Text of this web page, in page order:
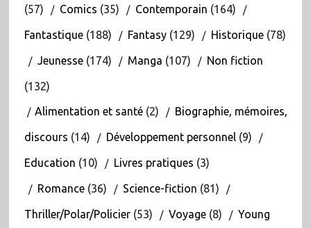
(57) Comics (35) Contemporain (164)
Fantastique(188) Fantasy(129) Historique(78)
Jeunesse(174) Manga (107) Non fiction
(132)
Alimentation et santé(2) Biographie, mémoires,
discours (14) Développement personnel(9)
Education (10) Livres pratiques (3)
Romance(36) Science-fiction (81)
Thriller/Polar/Policier(53) Voyage(8) Young